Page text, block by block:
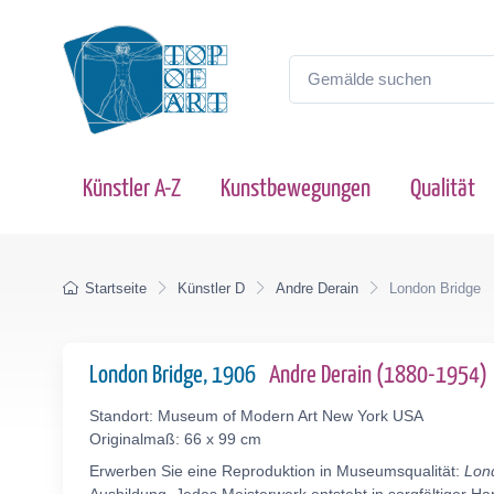
Künstler A-Z Kunstbewegungen Qualität
Startseite Künstler D Andre Derain London Bridge
London Bridge, 1906 Andre Derain (1880-1954)
Standort: Museum of Modern Art New York USA
Originalmaß: 66 x 99 cm
Erwerben Sie eine Reproduktion in Museumsqualität: